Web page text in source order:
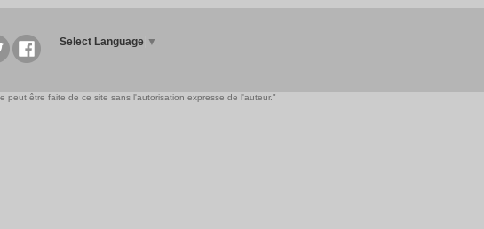
Select Language ▼
être faite de ce site sans l'autorisation expresse de l'auteur."